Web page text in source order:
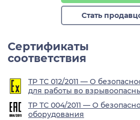
Стать
Сертификаты
соответствия
ТР ТС 012/2011 — О
для работы во
ТР ТС 004/2011 — О
оборудования